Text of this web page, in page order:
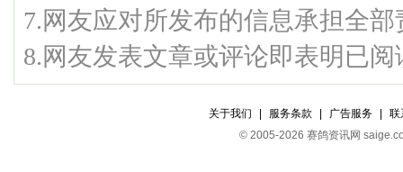
7.网友应对所发布的信息承担全部
8.网友发表文章或评论即表明已
关于我们 服务条款 广告服务
联
© 2005-2026 赛鸽资讯网